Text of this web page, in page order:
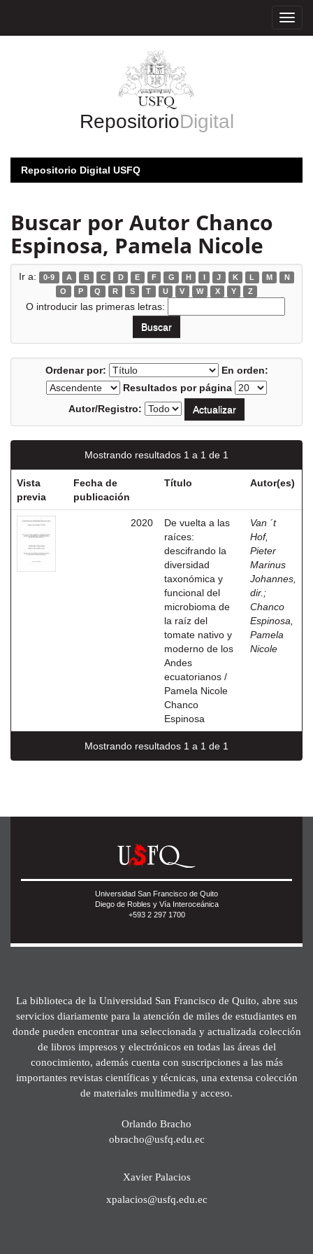
RepositorioDigital
Repositorio Digital USFQ
Buscar por Autor Chanco
Espinosa, Pamela Nicole
Ir a: 0-9 A B C D E F G H I J K L M
N
O
P Q R S T U V W X Y Z
O introducir las primeras letras:
Ordenar por:
En orden:
Resultados por página
Autor/Registro:
Mostrando resultados 1 a 1 de 1
Vista
previa
Fecha de
publicación
Título Autor(es)
2020
De vuelta a las
raíces:
descifrando la
diversidad
taxonómica y
funcional del
microbioma de
la raíz del
tomate nativo y
moderno de los
Andes
ecuatorianos /
Pamela Nicole
Chanco
Espinosa
Van ´t
Hof,
Pieter
Marinus
Johannes,
dir. ;
Chanco
Espinosa,
Pamela
Nicole
Mostrando resultados 1 a 1 de 1
Universidad San Francisco de Quito
Diego de Robles y Vía Interoceánica
+593 2 297 1700
La biblioteca de la Universidad San Francisco de Quito, abre sus
servicios diariamente para la atención de miles de estudiantes en
donde pueden encontrar una seleccionada y actualizada colección
de libros impresos y electrónicos en todas las áreas del
conocimiento, además cuenta con suscripciones a las más
importantes revistas científicas y técnicas, una extensa colección
de materiales multimedia y acceso.
Orlando Bracho
obracho@usfq.edu.ec
Xavier Palacios
xpalacios@usfq.edu.ec